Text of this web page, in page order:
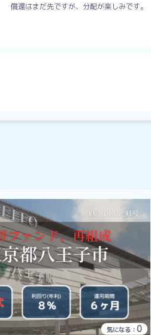
償還はまだ先ですが、分配が楽しみです。
気になる： 0